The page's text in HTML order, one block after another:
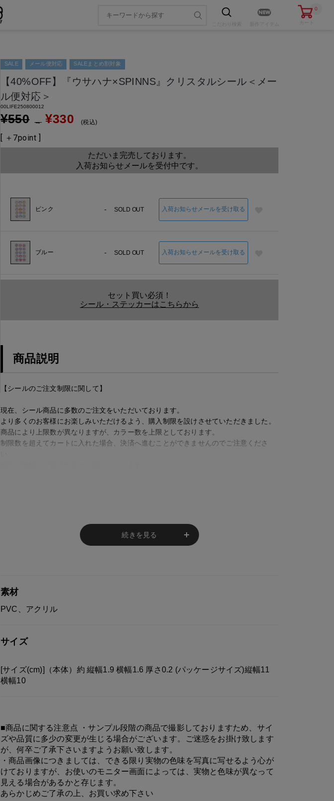
0
カート
SALE メール便対応 SALEまとめ割対象
【40%OFF】『ウサハナ×SPINNS』クリスタルシール＜メー
ル便対応＞
00LIFE250800012
¥550 → ¥330 税込
[ ＋ 7point ]
ただいま完売しております。
入荷お知らせメールを受付中です。
ピンク - SOLD OUT 入荷お知らせメールを受け取る
ブルー - SOLD OUT 入荷お知らせメールを受け取る
セット買い必須！
シール・ステッカーはこちらから
商品説明
【シールのご注文制限に関して】
現在、シール商品に多数のご注文をいただいております。
より多くのお客様にお楽しみいただけるよう、購入制限を設けさせていただきました。
商品により上限数が異なりますが、カラー数を上限としております。
制限数を超えてカートに入れた場合、決済へ進むことができませんのでご注意くださ
続きを見る
素材
PVC、アクリル
サイズ
[サイズ(cm)]（本体）約 縦幅1.9 横幅1.6 厚さ0.2 (パッケージサイズ)縦幅11
横幅10
■商品に関する注意点 ・サンプル段階の商品で撮影しておりますため、サイ
ズや品質に多少の変更が生じる場合がございます。ご迷惑をお掛け致します
が、何卒ご了承下さいますようお願い致します。
・商品画像につきましては、できる限り実物の色味を写真に写せるよう心が
けておりますが、お使いのモニター画面によっては、実物と色味が異なって
見える場合があるかと存じます。
あらかじめご了承の上、お買い求め下さい